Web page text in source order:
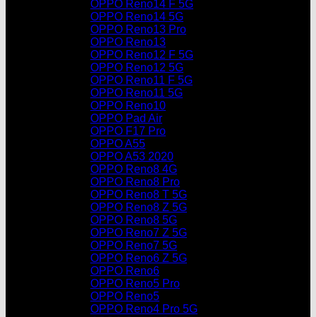
OPPO Reno14 F 5G
OPPO Reno14 5G
OPPO Reno13 Pro
OPPO Reno13
OPPO Reno12 F 5G
OPPO Reno12 5G
OPPO Reno11 F 5G
OPPO Reno11 5G
OPPO Reno10
OPPO Pad Air
OPPO F17 Pro
OPPO A55
OPPO A53 2020
OPPO Reno8 4G
OPPO Reno8 Pro
OPPO Reno8 T 5G
OPPO Reno8 Z 5G
OPPO Reno8 5G
OPPO Reno7 Z 5G
OPPO Reno7 5G
OPPO Reno6 Z 5G
OPPO Reno6
OPPO Reno5 Pro
OPPO Reno5
OPPO Reno4 Pro 5G